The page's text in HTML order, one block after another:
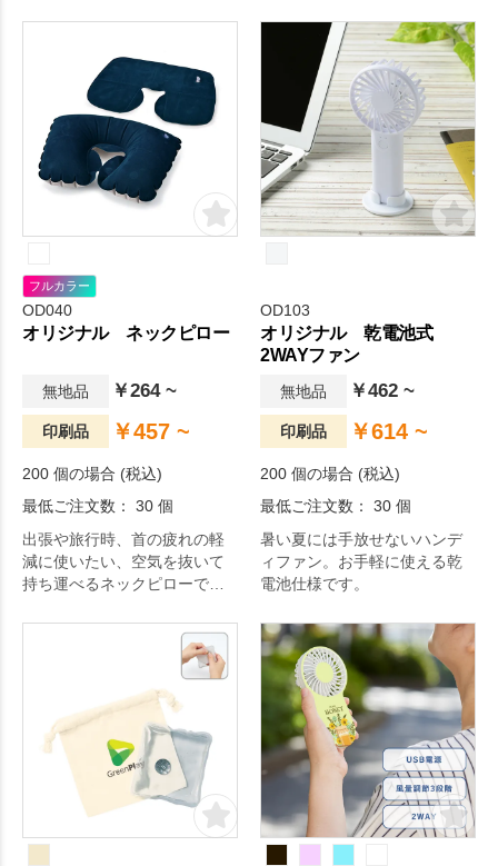
フルカラー
OD040
オリジナル ネックピロー
無地品 ￥264 ~
印刷品 ￥457 ~
200 個の場合 (税込)
最低ご注文数： 30 個
出張や旅行時、首の疲れの軽
減に使いたい、空気を抜いて
持ち運べるネックピローで
OD103
オリジナル 乾電池式
2WAYファン
無地品 ￥462 ~
印刷品 ￥614 ~
200 個の場合 (税込)
最低ご注文数： 30 個
暑い夏には手放せないハンデ
ィファン。お手軽に使える乾
電池仕様です。